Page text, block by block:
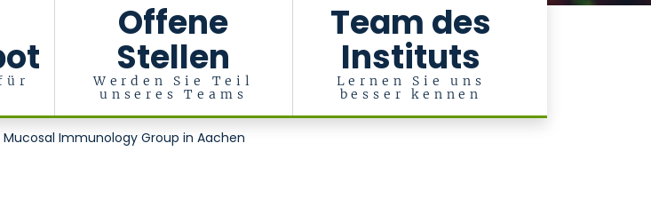
Offene
Stellen
Werden Sie Teil
unseres Teams
Team des
Instituts
Lernen Sie uns
besser kennen
Mucosal Immunology Group in Aachen